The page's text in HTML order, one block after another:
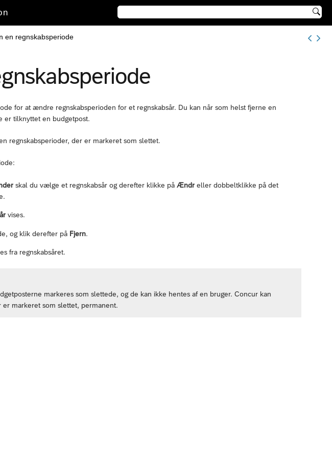

en regnskabsperiode
for at ændre regnskabsperioden for et regnskabsår. Du kan når som helst fjerne en
er tilknyttet en budgetpost.
regnskabsperioder, der er markeret som slettet.
skal du vælge et regnskabsår og derefter klikke på Ændr eller dobbeltklikke på det
vises.
og klik derefter på Fjern.
fra regnskabsåret.
markeres som slettede, og de kan ikke hentes af en bruger. Concur kan
markeret som slettet, permanent.